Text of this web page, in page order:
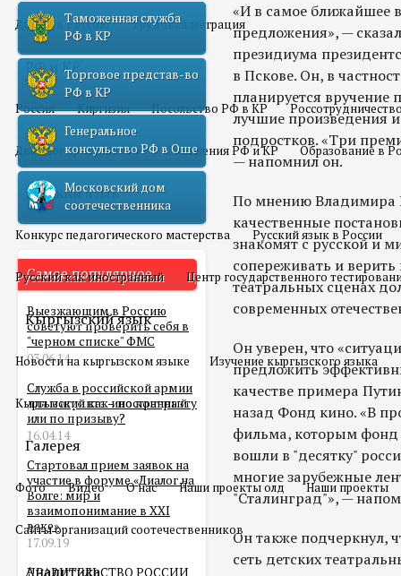
Домой в Россию Трудовая миграция
РФ и КР
Россия Киргизия Посольство РФ в КР
Двойное гражданство Отношения РФ и КР Образование в
Русский язык
Конкурс педагогического мастерства Русский язык в России
Русский как иностранный Центр государственного
Кыргызский язык
Новости на кыргызском языке Изучение кыргызского языка
Кыргызский как иностранный
Галерея
Фото Видео О нас Наши проекты олд Наши проекты
Сайты организаций соотечественников
Аналитика
Таможенная служба
РФ в КР
Торговое представ-во
РФ в КР
Генеральное
консульство РФ в Оше
Московский дом
соотечественника
Самое популярное
Выезжающим в Россию
советуют проверить себя в
"черном списке" ФМС
03.06.14
Служба в российской армии
для мигранта – по контракту
или по призыву?
16.04.14
Стартовал прием заявок на
участие в форуме «Диалог на
Волге: мир и
взаимопонимание в XXI
веке»
17.09.19
ПРАВИТЕЛЬСТВО РОССИИ
«И в самое ближайшее
предложения», —
президиума
в Пскове. Он, в
планируется
лучшие произведения
подростков. «Три
— напомнил он.
По мнению Владимира
качественные
знакомят с русской и
сопереживать и
театральных сценах
современных
Он уверен, что
предложить
качестве примера
назад Фонд кино. «В
фильма, которым фонд
вошли в "десятку"
многие зарубежные
"Сталинград"», —
Он также подчеркнул,
сеть детских